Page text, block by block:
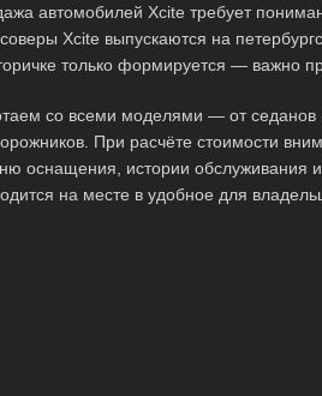
автомобилей Xcite требует
Xcite выпускаются на
только формируется — важно
со всеми моделями — от седанов
При расчёте стоимости
оснащения, истории обслуживания
на месте в удобное для